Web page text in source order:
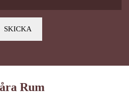
Rum